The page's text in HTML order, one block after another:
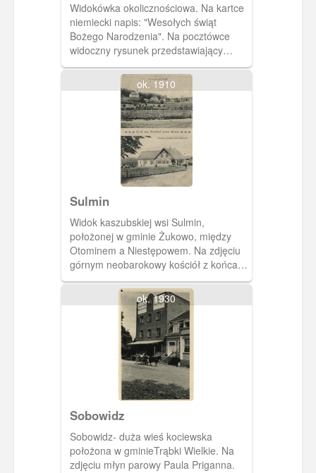
Widokówka okolicznościowa. Na kartce
niemiecki napis: "Wesołych świąt
Bożego Narodzenia". Na pocztówce
widoczny rysunek przedstawiający
Kościół Mariacki zimą.
ok. 1910
Sulmin
Widok kaszubskiej wsi Sulmin,
położonej w gminie Żukowo, między
Otominem a Niestępowem. Na zdjęciu
górnym neobarokowy kościół z końca
XIX wieku- dzisiaj galeria sztuki. Na dole
karczma Ernsta Bahrendta znajdująca
się w centrum wsi.
ok. 1930
Sobowidz
Sobowidz- duża wieś kociewska
położona w gminieTrąbki Wielkie. Na
zdjęciu młyn parowy Paula Priganna.